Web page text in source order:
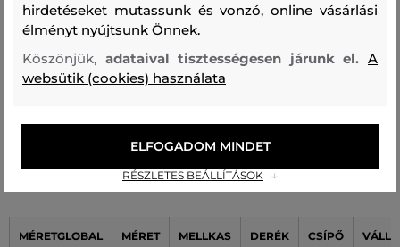
A méret egy kicsit nagyobb, mint
amit általában viselek
A méret sokkal nagyobb, mint
amit viselek
Női mérettáblázata Karl Lagerfeld
MÉRETGLOBAL MÉRET MELLKAS DERÉK CSÍPŐ
hirdetéseket mutassunk és vonzó, online vásárlási
élményt nyújtsunk Önnek.
Köszönjük, adataival tisztességesen járunk el.A
websütik (cookies) használata
RÉSZLETES BEÁLLÍTÁSOK
ELFOGADOM MINDET